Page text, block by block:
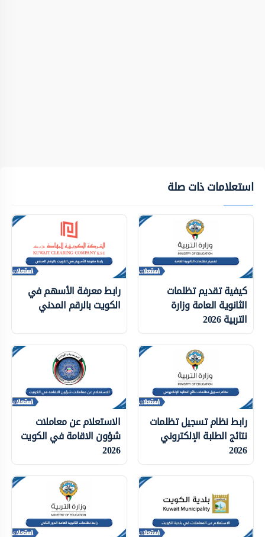
استعلامات ذات صلة
كيفية تقديم تظلمات
الثانوية العامة وزارة
التربية 2026
رابط معرفة الأسهم في
الكويت بالرقم المدني
رابط نظام تسجيل تظلمات
نتائج الطلبة الإلكتروني
2026
الاستعلام عن معاملات
شؤون الاقامة في الكويت
2026